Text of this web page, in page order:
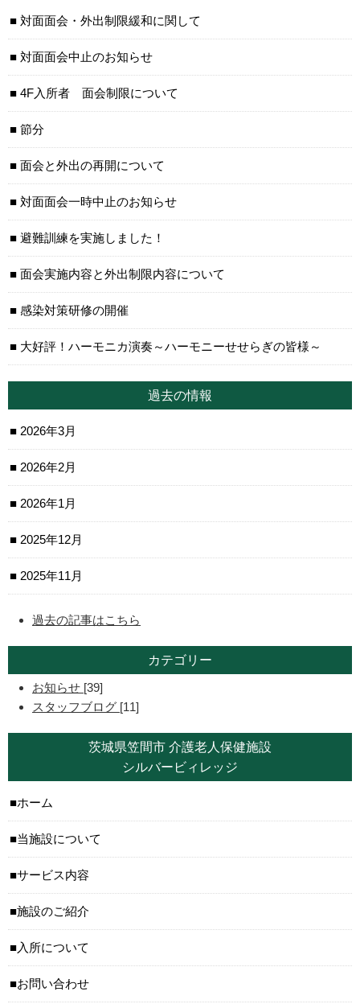
対面面会・外出制限緩和に関して
対面面会中止のお知らせ
4F入所者 面会制限について
節分
面会と外出の再開について
対面面会一時中止のお知らせ
避難訓練を実施しました！
面会実施内容と外出制限内容について
感染対策研修の開催
大好評！ハーモニカ演奏～ハーモニーせせらぎの皆様～
過去の情報
2026年3月
2026年2月
2026年1月
2025年12月
2025年11月
過去の記事はこちら
カテゴリー
お知らせ [39]
スタッフブログ [11]
茨城県笠間市 介護老人保健施設
シルバービィレッジ
ホーム
当施設について
サービス内容
施設のご紹介
入所について
お問い合わせ